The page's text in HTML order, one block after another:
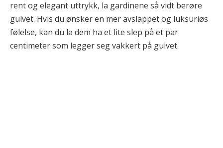
rent og elegant uttrykk, la gardinene så vidt berøre
gulvet. Hvis du ønsker en mer avslappet og luksuriøs
følelse, kan du la dem ha et lite slep på et par
centimeter som legger seg vakkert på gulvet.